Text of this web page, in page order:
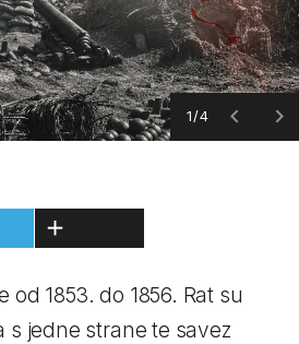
1/4
od 1853. do 1856. Rat su
s jedne strane te savez